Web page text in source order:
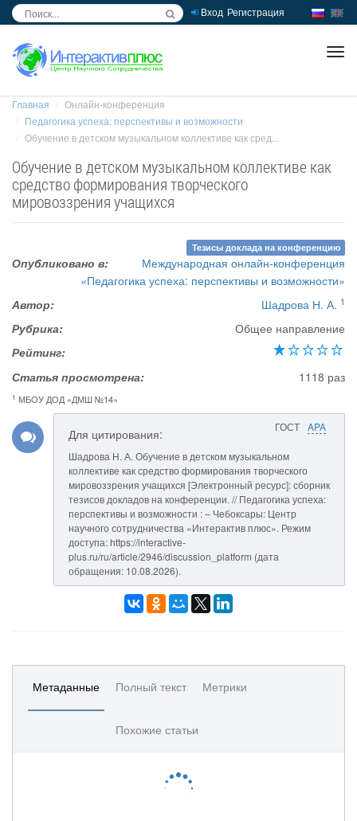
Вход Регистрация
Главная
Онлайн-конференция
Педагогика успеха: перспективы и возможности
Обучение в детском музыкальном коллективе как сред...
Обучение в детском музыкальном коллективе как
средство формирования творческого
мировоззрения учащихся
Тезисы доклада на конференцию
Опубликовано в:
Международная онлайн-конференция
«Педагогика успеха: перспективы и возможности»
Автор:
Шадрова Н. А. 1
Рубрика:
Общее направление
Рейтинг:
Статья просмотрена:
1118 раз
1 МБОУ ДОД «ДМШ №14»
ГОСТ APA
Для цитирования:
Шадрова Н. А. Обучение в детском музыкальном
коллективе как средство формирования творческого
мировоззрения учащихся [Электронный ресурс]: сборник
тезисов докладов на конференции. // Педагогика успеха:
перспективы и возможности : – Чебоксары: Центр
научного сотрудничества «Интерактив плюс». Режим
доступа: https://interactive-
plus.ru/ru/article/2946/discussion_platform (дата
обращения: 10.08.2026).
Метаданные Полный текст Метрики
Похожие статьи